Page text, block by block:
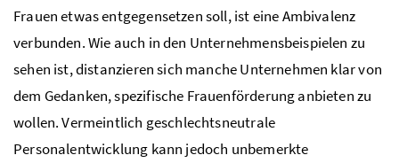
Frauen etwas entgegensetzen soll, ist eine Ambivalenz
verbunden. Wie auch in den Unternehmensbeispielen zu
sehen ist, distanzieren sich manche Unternehmen klar von
dem Gedanken, spezifische Frauenförderung anbieten zu
wollen. Vermeintlich geschlechtsneutrale
Personalentwicklung kann jedoch unbemerkte